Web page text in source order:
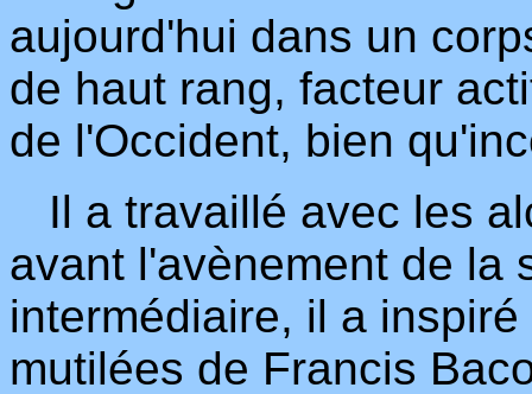
aujourd'hui dans un
de haut rang, facteur
de l'Occident, bien
Il a travaillé avec les
avant l'avènement de la
intermédiaire, il a
mutilées de Francis